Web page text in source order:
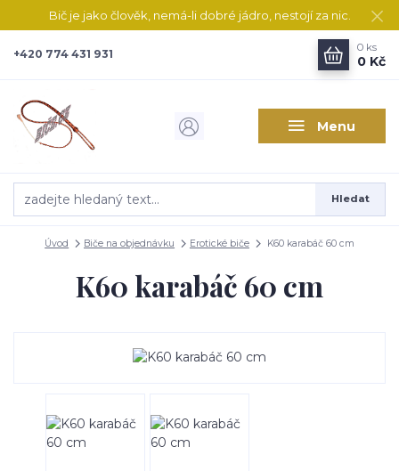
Bič je jako člověk, nemá-li dobré jádro, nestojí za nic.
Menu
Hledat
+420 774 431 931
0 ks
0 Kč
Úvod Biče na objednávku Erotické biče K60 karabáč 60 cm
K60 karabáč 60 cm